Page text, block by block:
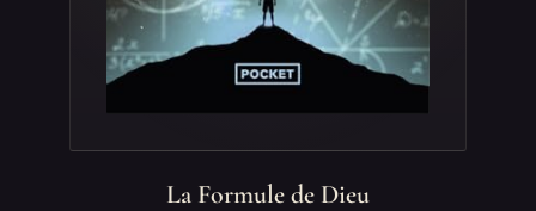
La Formule de Dieu